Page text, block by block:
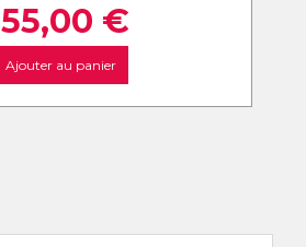
55,00 €
Ajouter au panier